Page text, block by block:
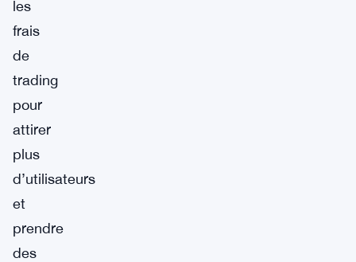
les
frais
de
trading
pour
attirer
plus
d’utilisateurs
et
prendre
des